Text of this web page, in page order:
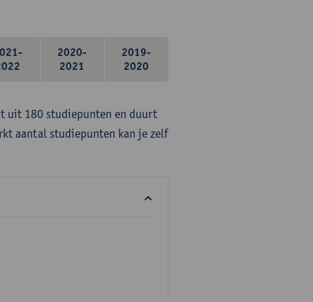
2020-
2021
2019-
2020
uit 180 studiepunten en duurt
aantal studiepunten kan je zelf